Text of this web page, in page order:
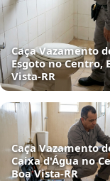
Caça Vazamento
Esgoto no Centro,
Vista‑RR
Caça Vazamento
Caixa d'Água no
Boa Vista‑RR